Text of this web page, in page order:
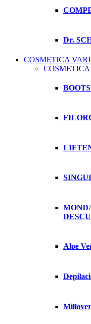
Dr.
COSMETICA
Aloe